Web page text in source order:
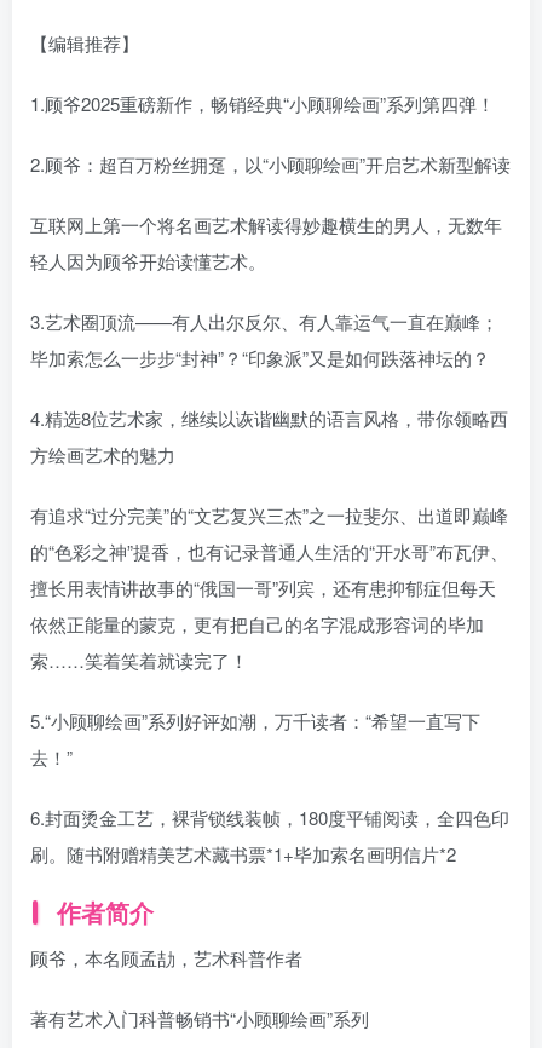
【编辑推荐】
1.顾爷2025重磅新作，畅销经典“小顾聊绘画”系列第四弹！
2.顾爷：超百万粉丝拥趸，以“小顾聊绘画”开启艺术新型解读
互联网上第一个将名画艺术解读得妙趣横生的男人，无数年
轻人因为顾爷开始读懂艺术。
3.艺术圈顶流——有人出尔反尔、有人靠运气一直在巅峰；
毕加索怎么一步步“封神”？“印象派”又是如何跌落神坛的？
4.精选8位艺术家，继续以诙谐幽默的语言风格，带你领略西
方绘画艺术的魅力
有追求“过分完美”的“文艺复兴三杰”之一拉斐尔、出道即巅峰
的“色彩之神”提香，也有记录普通人生活的“开水哥”布瓦伊、
擅长用表情讲故事的“俄国一哥”列宾，还有患抑郁症但每天
依然正能量的蒙克，更有把自己的名字混成形容词的毕加
索……笑着笑着就读完了！
5.“小顾聊绘画”系列好评如潮，万千读者：“希望一直写下
去！”
6.封面烫金工艺，裸背锁线装帧，180度平铺阅读，全四色印
刷。随书附赠精美艺术藏书票*1+毕加索名画明信片*2
作者简介
顾爷，本名顾孟劼，艺术科普作者
著有艺术入门科普畅销书“小顾聊绘画”系列